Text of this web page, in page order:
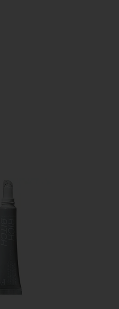
ICON TO SEE MORE OPTIONS
Nourishing Plant + Peptide Lip